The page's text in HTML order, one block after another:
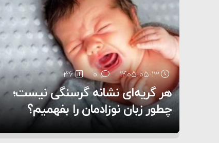
ایران
کشورهایی که به متجاوزان کمک می
۱۰:۱۵
سنتکام پایان تجاوز جدید به ایران را اعلام
۶:۰۵
۱۴۰۵-۰۵-۱۳ 0
36
هر گریه‌ای نشانه گرسنگی نیست؛
چطور زبان نوزادمان را بفهمیم؟
۱۴۰۵-۰۵-۱۲ 0
26
تغذیه پدر می‌تواند بر سلامت نوزاد
تأثیر بگذارد
۱۴۰۵-۰۵-۱۲ 0
11
روی دیگر زندگی